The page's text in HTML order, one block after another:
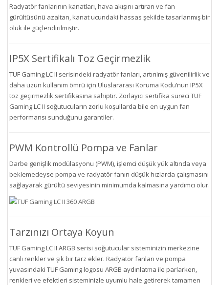
Radyatör fanlarının kanatları, hava akışını artıran ve fan
gürültüsünü azaltan, kanat ucundaki hassas şekilde tasarlanmış bir
oluk ile güçlendirilmiştir.
IP5X Sertifikalı Toz Geçirmezlik
TUF Gaming LC II serisindeki radyatör fanları, artırılmış güvenilirlik ve
daha uzun kullanım ömrü için Uluslararası Koruma Kodu’nun IP5X
toz geçirmezlik sertifikasına sahiptir. Zorlayıcı sertifika süreci TUF
Gaming LC II soğutucuların zorlu koşullarda bile en uygun fan
performansı sunduğunu garantiler.
PWM Kontrollü Pompa ve Fanlar
Darbe genişlik modülasyonu (PWM), işlemci düşük yük altında veya
beklemedeyse pompa ve radyatör fanın düşük hızlarda çalışmasını
sağlayarak gürültü seviyesinin minimumda kalmasına yardımcı olur.
Tarzınızı Ortaya Koyun
TUF Gaming LC II ARGB serisi soğutucular sisteminizin merkezine
canlı renkler ve şık bir tarz ekler. Radyatör fanları ve pompa
yuvasındaki TUF Gaming logosu ARGB aydınlatma ile parlarken,
renkleri ve efektleri sisteminizle uyumlu hale getirerek tamamen